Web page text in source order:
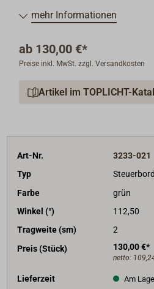
mehr Informationen
ab 130,00 €*
Preise inkl. MwSt. zzgl. Versandkosten
Artikel im TOPLICHT-
Art-Nr.
3233-021
Typ
Steuerbord
Farbe
grün
Winkel (°)
112,50
Tragweite (sm)
2
Preis (Stück)
130,00 €*
netto:
Lieferzeit Am